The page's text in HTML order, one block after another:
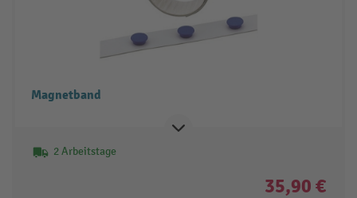
Magnetband
2 Arbeitstage
35,90 €